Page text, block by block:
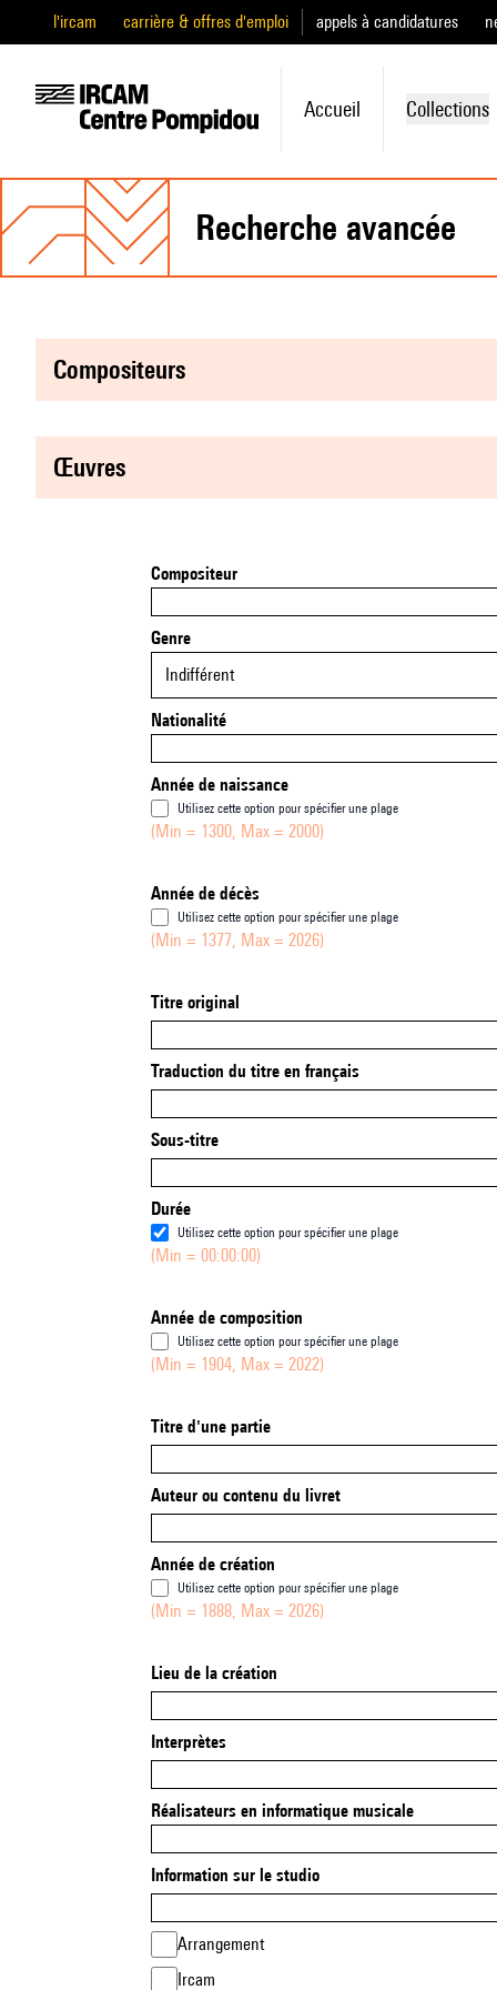
l'ircam carrière & offres d'emploi appels à candidatures
Accueil Collections
recherche avancée
compositeurs
œuvres
Compositeur
Genre
Indifférent
Nationalité
Année de naissance
Utilisez cette option pour spécifier une plage
(Min = 1300, Max = 2000)
Année de décès
Utilisez cette option pour spécifier une plage
(Min = 1377, Max = 2026)
Titre original
Traduction du titre en français
Sous-titre
Durée
Utilisez cette option pour spécifier une plage
(Min = 00:00:00)
Année de composition
Utilisez cette option pour spécifier une plage
(Min = 1904, Max = 2022)
Titre d'une partie
Auteur ou contenu du livret
Année de création
Utilisez cette option pour spécifier une plage
(Min = 1888, Max = 2026)
Lieu de la création
Interprètes
Réalisateurs en informatique musicale
Information sur le studio
Arrangement
Ircam